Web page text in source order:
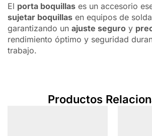
El porta boquillas es un accesorio
sujetar boquillas en equipos de
garantizando un ajuste seguro y
rendimiento óptimo y seguridad
trabajo.
Productos